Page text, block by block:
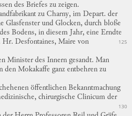
des Briefes zu zeigen.
zu Charny, im Depart. der
Glasfenster und Glocken, durch bloße
Bodens, in diesem Jahr, eine Erndte
125
Hr. Desfontaines, Maire von
Minister des Innern gesandt. Man
den Mokakaffe ganz entbehren zu
öffentlichen Bekanntmachung
chirurgische Clinicum der
130